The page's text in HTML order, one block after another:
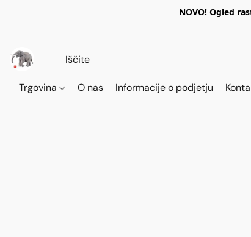
NOVO! Ogled
Trgovina O nas Informacije o podjetju